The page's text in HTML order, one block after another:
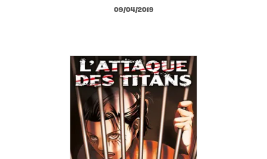
09/04/2019